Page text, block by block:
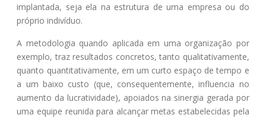
implantada, seja ela na estrutura de uma empresa ou do
próprio indivíduo.
A metodologia quando aplicada em uma organização por
exemplo, traz resultados concretos, tanto qualitativamente,
quanto quantitativamente, em um curto espaço de tempo e
a um baixo custo (que, consequentemente, influencia no
aumento da lucratividade), apoiados na sinergia gerada por
uma equipe reunida para alcançar metas estabelecidas pela